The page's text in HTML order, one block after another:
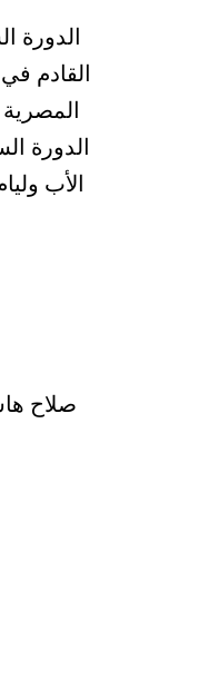
الدورة
القادم
الدورة
الأب
صلاح